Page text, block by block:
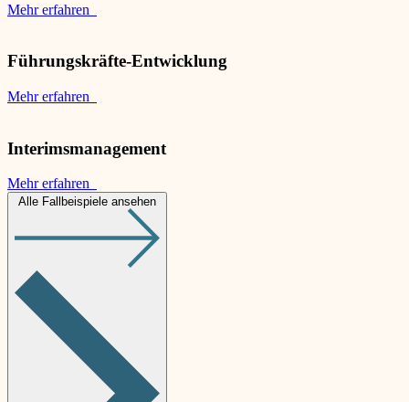
Mehr erfahren
Führungskräfte-Entwicklung
Mehr erfahren
Interimsmanagement
Mehr erfahren
Alle Fallbeispiele ansehen